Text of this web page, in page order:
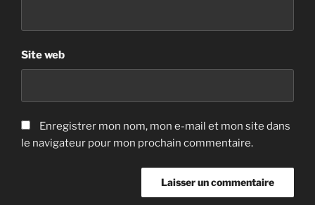
Site web
Enregistrer mon nom, mon e-mail et mon site dans
le navigateur pour mon prochain commentaire.